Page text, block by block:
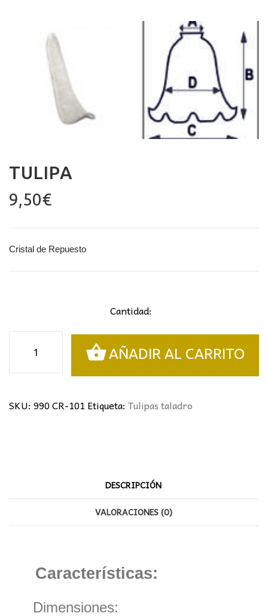
TULIPA
9,50€
Cristal de Repuesto
Cantidad:
cantidad
AÑADIR AL CARRITO
SKU: 990 CR-101 Etiqueta: Tulipas taladro
DESCRIPCIÓN
VALORACIONES (0)
Características:
Dimensiones: